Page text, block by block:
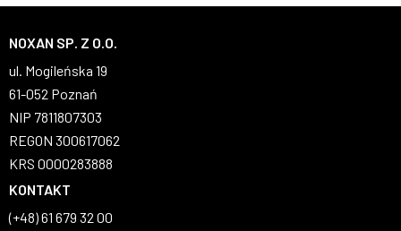
NOXAN SP. Z O.O.
ul. Mogileńska 19
61-052 Poznań
NIP 7811807303
REGON 300617062
KRS 0000283888
KONTAKT
(+48) 61 679 32 00